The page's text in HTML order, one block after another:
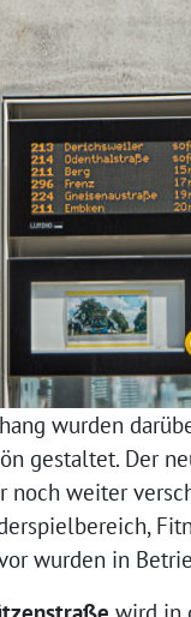
wurden
gestaltet. Der
noch weiter
wurden in